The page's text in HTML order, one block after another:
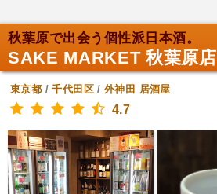
秋葉原で出会う個性派日本酒。
SAKE MARKET 秋葉原店
東京都 /千代田区/外神田 居酒屋
4.7